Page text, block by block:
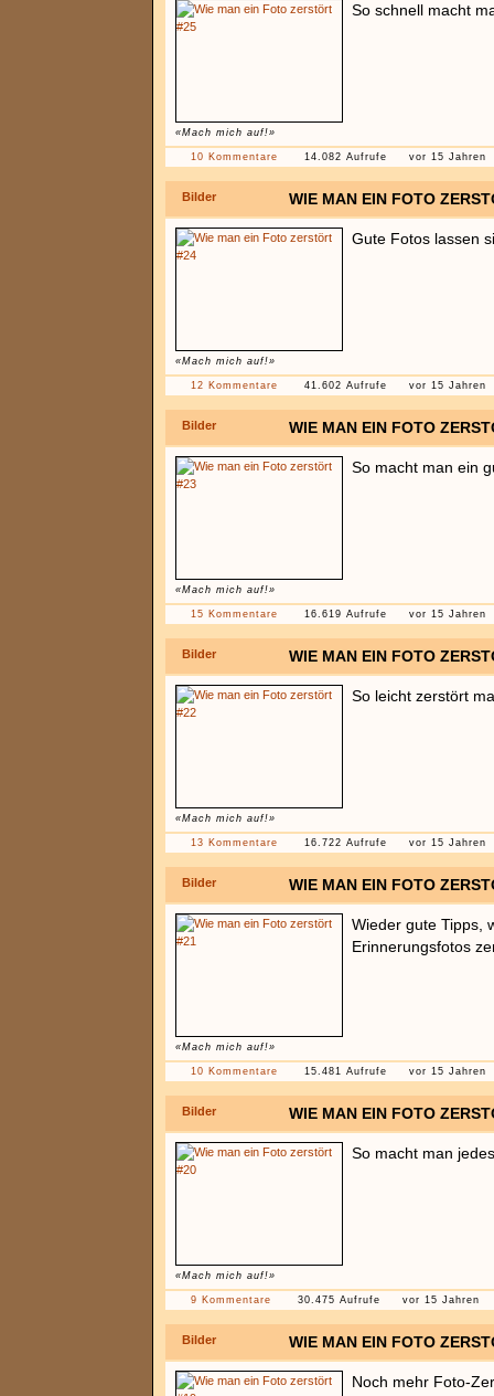
«Mach mich auf!»
So schnell macht
10 Kommentare 14.082 Aufrufe vor 15 Jahren
Bilder WIE MAN EIN FOTO
«Mach mich auf!»
Gute Fotos lassen
12 Kommentare 41.602 Aufrufe vor 15 Jahren
Bilder WIE MAN EIN FOTO
«Mach mich auf!»
So macht man ein
15 Kommentare 16.619 Aufrufe vor 15 Jahren
Bilder WIE MAN EIN FOTO
«Mach mich auf!»
So leicht zerstört
13 Kommentare 16.722 Aufrufe vor 15 Jahren
Bilder WIE MAN EIN FOTO
«Mach mich auf!»
Wieder gute Tipps,
Erinnerungsfotos
10 Kommentare 15.481 Aufrufe vor 15 Jahren
Bilder WIE MAN EIN FOTO
«Mach mich auf!»
So macht man
9 Kommentare 30.475 Aufrufe vor 15 Jahren
Bilder WIE MAN EIN FOTO
Noch mehr Foto-